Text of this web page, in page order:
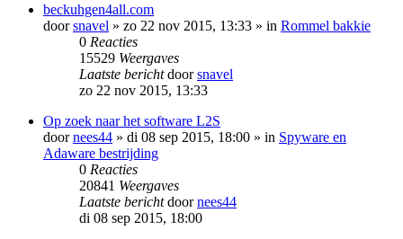
beckuhgen4all.com
doorsnavel » zo 22 nov 2015, 13:33 » in Rommel bakkie
0 Reacties
15529 Weergaves
Laatste berichtdoorsnavel
zo 22 nov 2015, 13:33
Op zoek naar het software L2S
doornees44 » di 08 sep 2015, 18:00 » in Spyware en
Adaware bestrijding
0 Reacties
20841 Weergaves
Laatste berichtdoornees44
di 08 sep 2015, 18:00